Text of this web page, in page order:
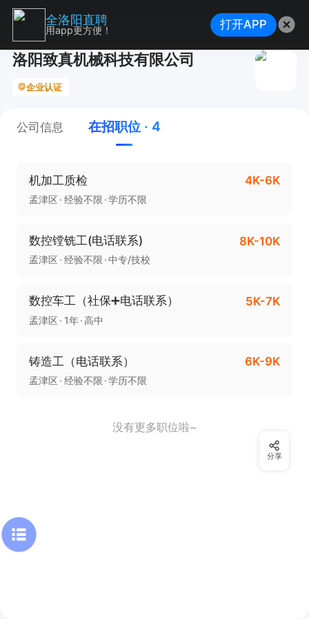
洛阳致真机械科技有限公司
企业认证
公司信息 在招职位 · 4
机加工质检 4K-6K
孟津区 经验不限 学历不限
数控镗铣工(电话联系) 8K-10K
孟津区 经验不限 中专/技校
数控车工（社保➕电话联系） 5K-7K
孟津区 1年 高中
铸造工（电话联系） 6K-9K
孟津区 经验不限 学历不限
没有更多职位啦~
分享
全洛阳直聘
用app更方便！ 打开APP